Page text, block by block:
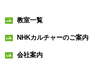
教室一覧
NHKカルチャーのご案内
会社案内